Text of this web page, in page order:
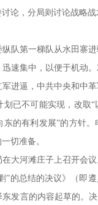
论，分局则讨论战略战
纵队第一梯队从水田寨
速集中，以便于机动
进逼，中共中央和中
已不可能实现，改取
的有利发展”的方针
切准备。
在大河滩庄子上召开会
”的总结的决议》（即
发言的内容起草的。